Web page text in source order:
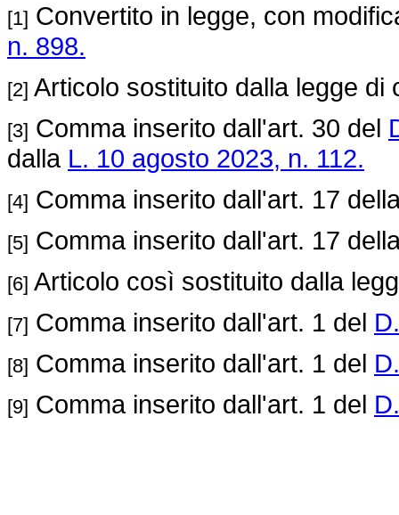
[1] Convertito in legge, con
n. 898.
[2] Articolo sostituito dalla legge di
[3] Comma inserito dall'art. 30 del
dalla L. 10 agosto 2023, n. 112.
[4] Comma inserito dall'art. 17
[5] Comma inserito dall'art. 17
[6] Articolo così sostituito dalla
[7] Comma inserito dall'art. 1 del
[8] Comma inserito dall'art. 1 del
[9] Comma inserito dall'art. 1 del